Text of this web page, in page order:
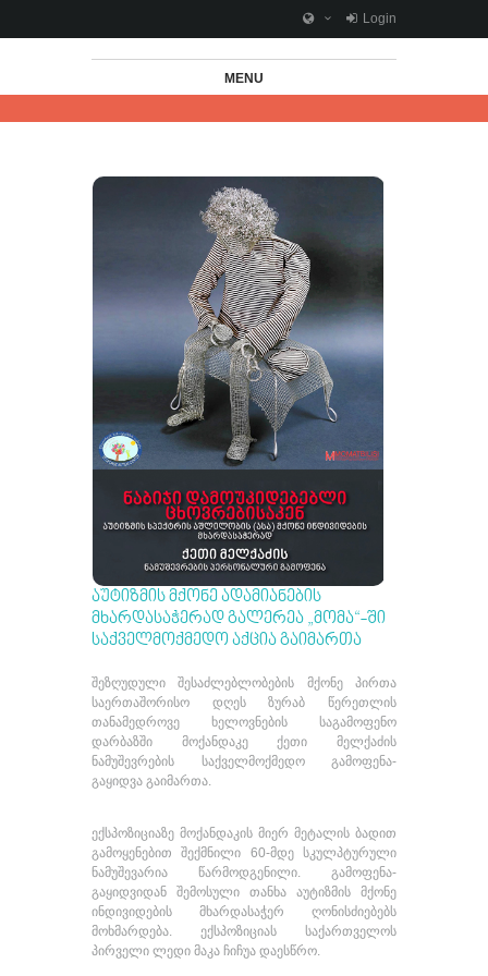
Login
MENU
ᲐᲣᲢᲘᲖᲛᲘᲡ ᲛᲥᲝᲜᲔ ᲐᲓᲐᲛᲘᲐᲜᲔᲑᲘᲡ
ᲛᲮᲐᲠᲓᲐᲡᲐᲭᲔᲠᲐᲓ ᲒᲐᲚᲔᲠᲔᲐ „ᲛᲝᲛᲐ“-ᲨᲘ
ᲡᲐᲥᲕᲔᲚᲛᲝᲥᲛᲔᲓᲝ ᲐᲥᲪᲘᲐ ᲒᲐᲘᲛᲐᲠᲗᲐ
შეზღუდული შესაძლებლობების მქონე პირთა
საერთაშორისო დღეს ზურაბ წერეთლის
თანამედროვე ხელოვნების საგამოფენო
დარბაზში მოქანდაკე ქეთი მელქაძის
ნამუშევრების საქველმოქმედო გამოფენა-
გაყიდვა გაიმართა.
ექსპოზიციაზე მოქანდაკის მიერ მეტალის ბადით
გამოყენებით შექმნილი 60-მდე სკულპტურული
ნამუშევარია წარმოდგენილი. გამოფენა-
გაყიდვიდან შემოსული თანხა აუტიზმის მქონე
ინდივიდების მხარდასაჭერ ღონისძიებებს
მოხმარდება. ექსპოზიციას საქართველოს
პირველი ლედი მაკა ჩიჩუა დაესწრო.